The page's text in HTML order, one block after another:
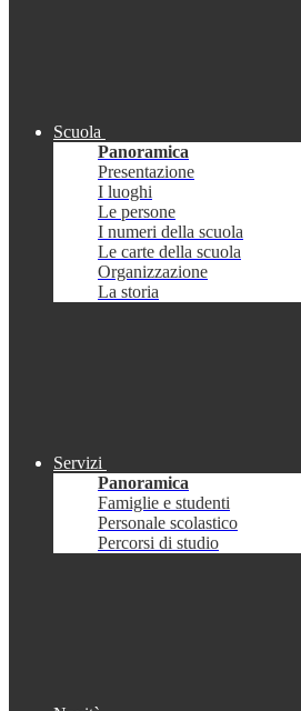
Scuola
Panoramica
Presentazione
I luoghi
Le persone
I numeri della scuola
Le carte della scuola
Organizzazione
La storia
Servizi
Panoramica
Famiglie e studenti
Personale scolastico
Percorsi di studio